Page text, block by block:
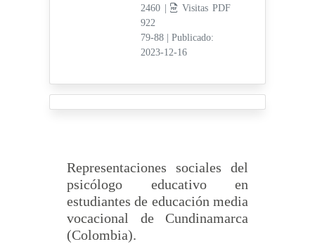
2460 |
Visitas PDF
922
79-88
Publicado:
2023-12-16
Representaciones sociales del
psicólogo educativo en
estudiantes de educación media
vocacional de Cundinamarca
(Colombia).